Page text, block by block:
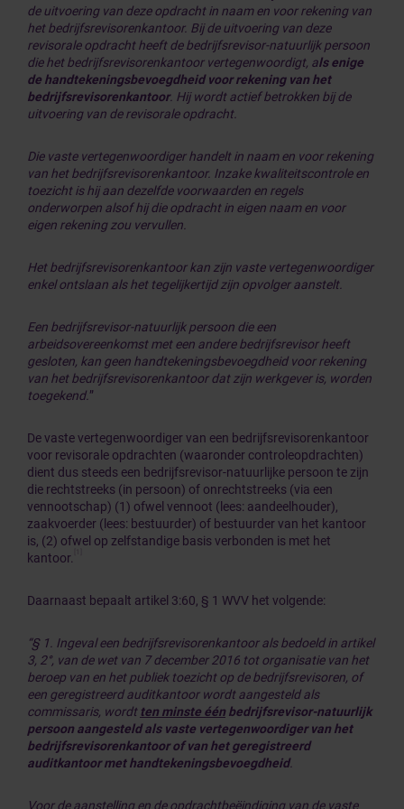
de uitvoering van deze opdracht in naam en voor rekening van
het bedrijfsrevisorenkantoor. Bij de uitvoering van deze
revisorale opdracht heeft de bedrijfsrevisor-natuurlijk persoon
die het bedrijfsrevisorenkantoor vertegenwoordigt, als enige
de handtekeningsbevoegdheid voor rekening van het
bedrijfsrevisorenkantoor. Hij wordt actief betrokken bij de
uitvoering van de revisorale opdracht.
Die vaste vertegenwoordiger handelt in naam en voor rekening
van het bedrijfsrevisorenkantoor. Inzake kwaliteitscontrole en
toezicht is hij aan dezelfde voorwaarden en regels
onderworpen alsof hij die opdracht in eigen naam en voor
eigen rekening zou vervullen.
Het bedrijfsrevisorenkantoor kan zijn vaste vertegenwoordiger
enkel ontslaan als het tegelijkertijd zijn opvolger aanstelt.
Een bedrijfsrevisor-natuurlijk persoon die een
arbeidsovereenkomst met een andere bedrijfsrevisor heeft
gesloten, kan geen handtekeningsbevoegdheid voor rekening
van het bedrijfsrevisorenkantoor dat zijn werkgever is, worden
toegekend. ”
De vaste vertegenwoordiger van een bedrijfsrevisorenkantoor
voor revisorale opdrachten (waaronder controleopdrachten)
dient dus steeds een bedrijfsrevisor-natuurlijke persoon te zijn
die rechtstreeks (in persoon) of onrechtstreeks (via een
vennootschap) (1) ofwel vennoot (lees: aandeelhouder),
zaakvoerder (lees: bestuurder) of bestuurder van het kantoor
is, (2) ofwel op zelfstandige basis verbonden is met het
kantoor.
Daarnaast bepaalt artikel 3:60, § 1 WVV het volgende:
“§ 1. Ingeval een bedrijfsrevisorenkantoor als bedoeld in artikel
3, 2°, van de wet van 7 december 2016 tot organisatie van het
beroep van en het publiek toezicht op de bedrijfsrevisoren, of
een geregistreerd auditkantoor wordt aangesteld als
commissaris, wordt ten minste één bedrijfsrevisor-natuurlijk
persoon aangesteld als vaste vertegenwoordiger van het
bedrijfsrevisorenkantoor of van het geregistreerd
auditkantoor met handtekeningsbevoegdheid.
Voor de aanstelling en de opdrachtbeëindiging van de vaste